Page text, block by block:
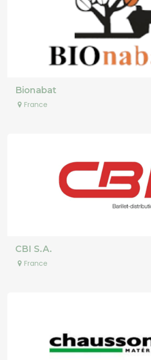
Bionabat
France
CBI S.A.
France